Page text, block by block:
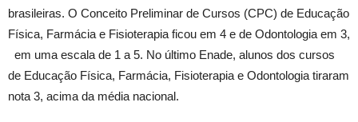
brasileiras. O Conceito Preliminar de Cursos (CPC) de Educação
Física, Farmácia e Fisioterapia ficou em 4 e de Odontologia em 3,
em uma escala de 1 a 5. No último Enade, alunos dos cursos
de Educação Física, Farmácia, Fisioterapia e Odontologia tiraram
nota 3, acima da média nacional.